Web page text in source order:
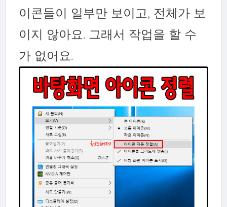
이콘들이 일부만 보이고, 전체가 보
이지 않아요. 그래서 작업을 할 수
가 없어요.